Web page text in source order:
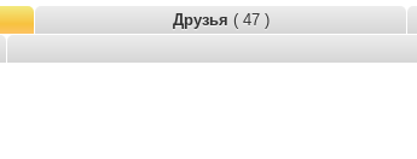
Друзья ( 47 )